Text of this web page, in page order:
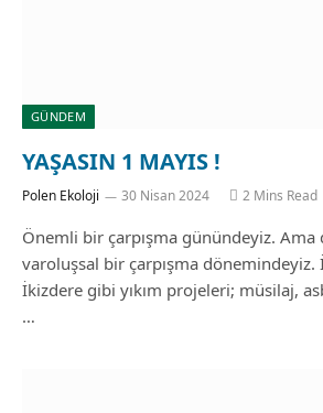
GÜNDEM
YAŞASIN 1 MAYIS !
Polen Ekoloji 30 Nisan 2024 2 Mins Read
Önemli bir çarpışma günündeyiz. Ama
varoluşsal bir çarpışma dönemindeyiz.
İkizdere gibi yıkım projeleri; müsilaj,
…